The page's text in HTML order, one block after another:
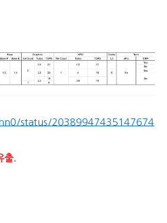
status/20389947435147674
출.